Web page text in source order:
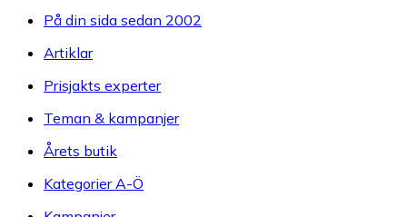
På din sida sedan 2002
Artiklar
Prisjakts experter
Teman & kampanjer
Årets butik
Kategorier A-Ö